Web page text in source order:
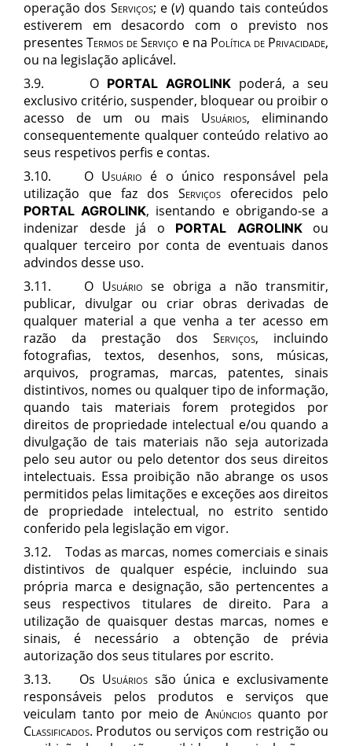
operação dos Serviços; e (v) quando tais conteúdos
estiverem em desacordo com o previsto nos
presentesTermos de Serviço e na Política de Privacidade,
ou na legislação aplicável.
3.9. O PORTAL AGROLINKpoderá, a seu
exclusivo critério, suspender, bloquear ou proibir o
acesso de um ou mais Usuários, eliminando
consequentemente qualquer conteúdo relativo ao
seus respetivos perfis e contas.
3.10. O Usuário é o único responsável pela
utilização que faz dos Serviços oferecidos pelo
PORTAL AGROLINK, isentando e obrigando-se a
indenizar desde já o PORTAL AGROLINK
ou
qualquer terceiro por conta de eventuais danos
advindos desse uso.
3.11. O Usuário se obriga a não transmitir,
publicar, divulgar ou criar obras derivadas de
qualquer material a que venha a ter acesso em
razão da prestação dos Serviços, incluindo
fotografias, textos, desenhos, sons, músicas,
arquivos, programas, marcas, patentes, sinais
distintivos, nomes ou qualquer tipo de informação,
quando tais materiais forem protegidos por
direitos de propriedade intelectual e/ou quando a
divulgação de tais materiais não seja autorizada
pelo seu autor ou pelo detentor dos seus direitos
intelectuais. Essa proibição não abrange os usos
permitidos pelas limitações e exceções aos direitos
de propriedade intelectual, no estrito sentido
conferido pela legislação em vigor.
3.12. Todas as marcas, nomes comerciais e sinais
distintivos de qualquer espécie, incluindo sua
própria marca e designação, são pertencentes a
seus respectivos titulares de direito. Para a
utilização de quaisquer destas marcas, nomes e
sinais, é necessário a obtenção de prévia
autorização dos seus titulares por escrito.
3.13. Os Usuários são única e exclusivamente
responsáveis pelos produtos e serviços que
veiculam tanto por meio deAnúncios quanto por
Classificados. Produtos ou serviços com restrição ou